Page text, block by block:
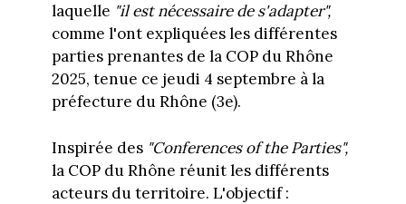
laquelle "il est nécessaire de s'adapter",
comme l'ont expliquées les différentes
parties prenantes de la COP du Rhône
2025, tenue ce jeudi 4 septembre à la
préfecture du Rhône (3e).
Inspirée des "Conferences of the Parties",
la COP du Rhône réunit les différents
acteurs du territoire. L'objectif :